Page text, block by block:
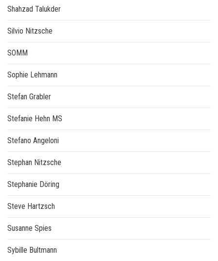
Shahzad Talukder
Silvio Nitzsche
SOMM
Sophie Lehmann
Stefan Grabler
Stefanie Hehn MS
Stefano Angeloni
Stephan Nitzsche
Stephanie Döring
Steve Hartzsch
Susanne Spies
Sybille Bultmann